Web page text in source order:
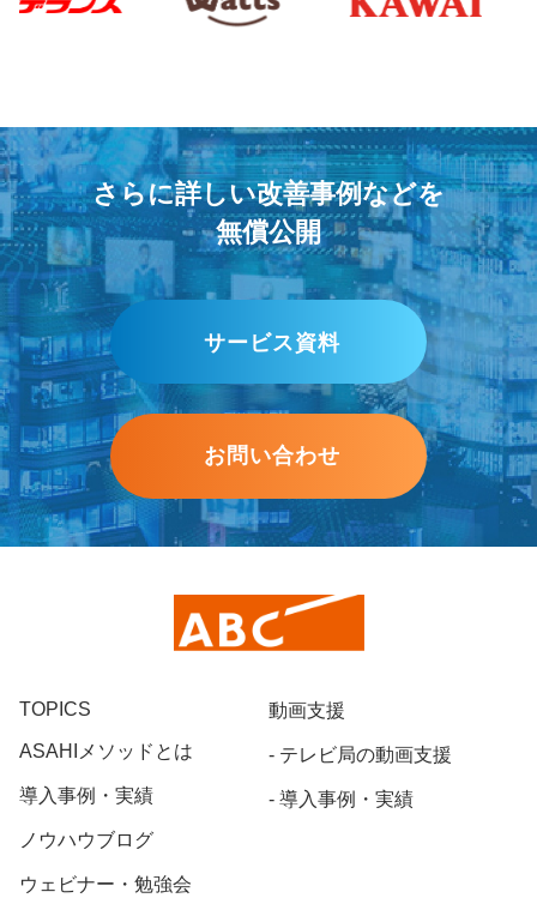
さらに詳しい改善事例などを
無償公開
サービス資料
お問い合わせ
TOPICS
ASAHIメソッドとは
導入事例・実績
ノウハウブログ
ウェビナー・勉強会
動画支援
テレビ局の動画支援
導入事例・実績